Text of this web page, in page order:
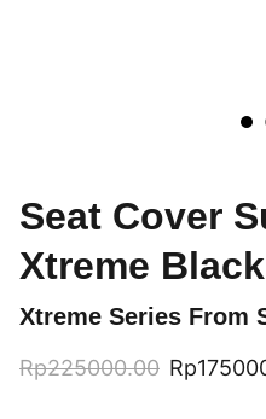
Seat Cover
Xtreme Black
Xtreme Series From
Rp225000.00